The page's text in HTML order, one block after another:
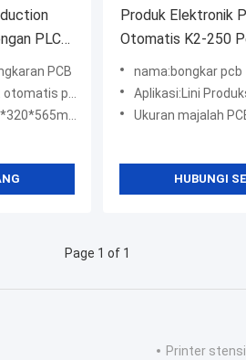
PLC
PCB
penuh
648*530*568mm
Produk Elektronik
Otomatis K2-250
Majalah SMT
SMT
nama:bongkar pcb
Aplikasi:Lini
Ukuran majalah
HUBUNGI
Page 1 of 1
Printer stensil